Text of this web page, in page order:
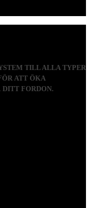
TILL ALLA TYPER
ATT ÖKA
FORDON.